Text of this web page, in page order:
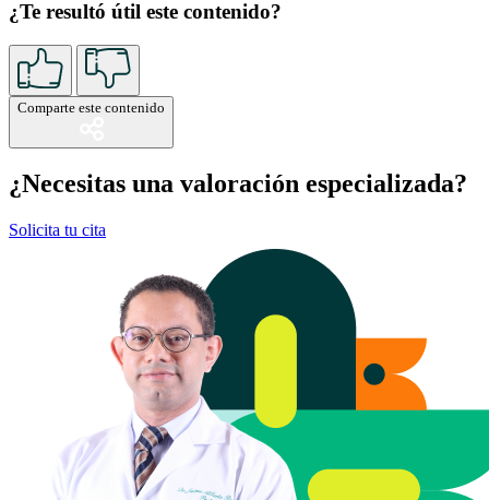
¿Te resultó útil este contenido?
Comparte este contenido
¿Necesitas una valoración especializada?
Solicita tu cita